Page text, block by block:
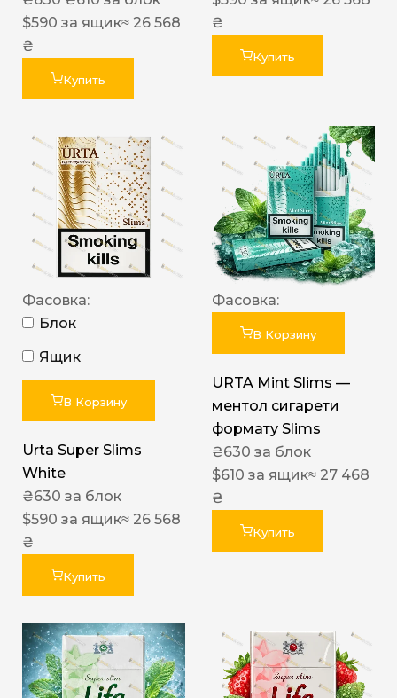
$590 за ящик≈ 26 568
₴
Купить
₴
Купить
Фасовка:
Блок
Ящик
В Корзину
Urta Super Slims
White
₴630 за блок
$590 за ящик≈ 26 568
₴
Купить
Фасовка:
В Корзину
URTA Mint Slims —
ментол сигарети
формату Slims
₴630 за блок
$610 за ящик≈ 27 468
₴
Купить